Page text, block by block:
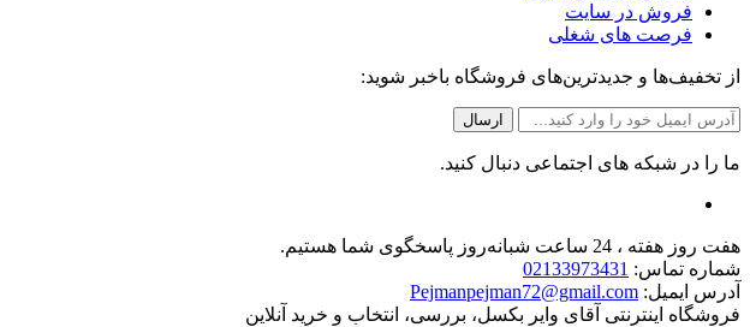
فروش در سایت
فرصت های شغلی
از تخفیف‌ها و جدیدترین‌های فروشگاه باخبر شوید:
ما را در شبکه های اجتماعی دنبال کنید.
هفت روز هفته ، 24 ساعت شبانه‌روز پاسخگوی شما هستیم.
شماره تماس: 02133973431
آدرس ایمیل: Pejmanpejman72@gmail.com
فروشگاه اینترنتی آقای وایر بکسل، بررسی، انتخاب و خرید آنلاین